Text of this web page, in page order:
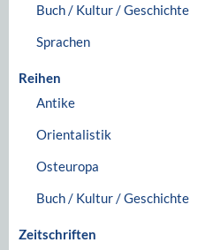
Buch / Kultur / Geschichte
Sprachen
Reihen
Antike
Orientalistik
Osteuropa
Buch / Kultur / Geschichte
Zeitschriften